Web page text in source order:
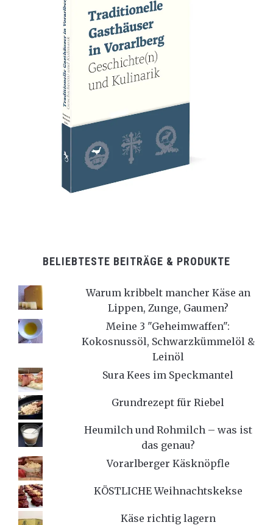
BELIEBTESTE BEITRÄGE & PRODUKTE
Warum kribbelt mancher Käse an
Lippen, Zunge, Gaumen?
Meine 3 "Geheimwaffen":
Kokosnussöl, Schwarzkümmelöl &
Leinöl
Sura Kees im Speckmantel
Grundrezept für Riebel
Heumilch und Rohmilch – was ist
das genau?
Vorarlberger Käsknöpfle
KÖSTLICHE Weihnachtskekse
Käse richtig lagern